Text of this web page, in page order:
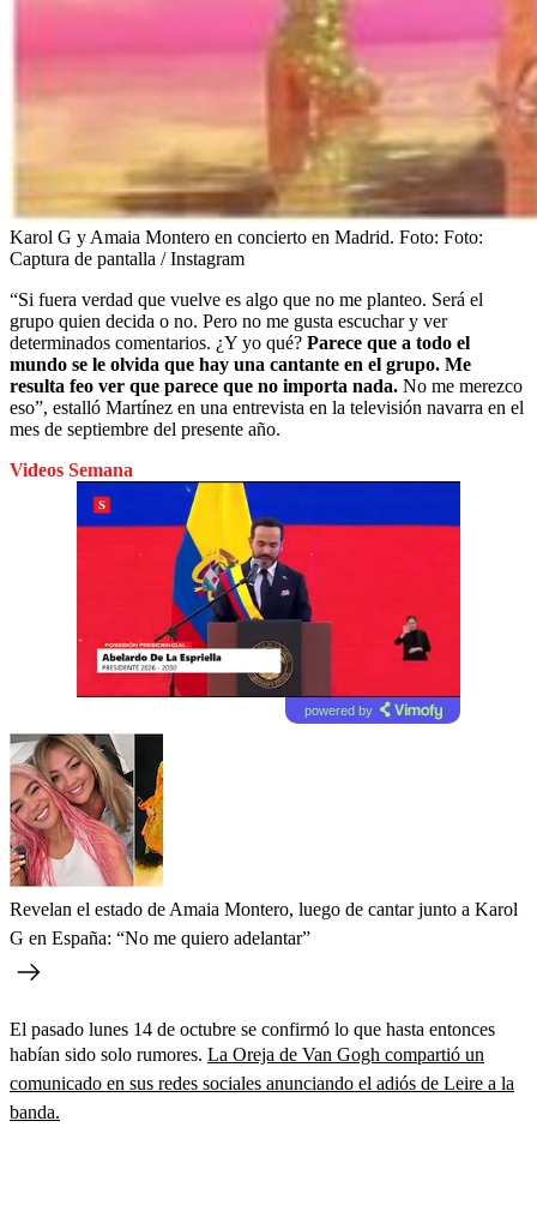
Karol G y Amaia Montero en concierto en Madrid. Foto: Foto:
Captura de pantalla / Instagram
“Si fuera verdad que vuelve es algo que no me planteo. Será el
grupo quien decida o no. Pero no me gusta escuchar y ver
determinados comentarios. ¿Y yo qué? Parece que a todo el
mundo se le olvida que hay una cantante en el grupo. Me
resulta feo ver que parece que no importa nada. No me merezco
eso”, estalló Martínez en una entrevista en la televisión navarra en el
mes de septiembre del presente año.
Videos Semana
powered by
Revelan el estado de Amaia Montero, luego de cantar junto a Karol
G en España: “No me quiero adelantar”
El pasado lunes 14 de octubre se confirmó lo que hasta entonces
habían sido solo rumores. La Oreja de Van Gogh compartió un
comunicado en sus redes sociales anunciando el adiós de Leire a la
banda.